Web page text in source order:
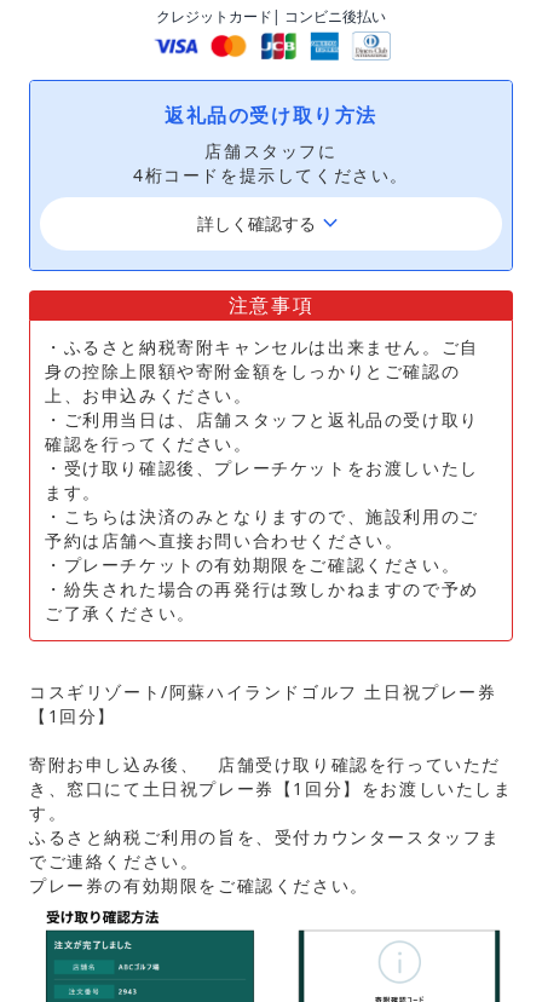
クレジットカード| コンビニ後払い
返礼品の受け取り方法
店舗スタッフに
4桁コードを提示してください。
詳しく確認する keyboard_arrow_down
注意事項
・ふるさと納税寄附キャンセルは出来ません。ご自
身の控除上限額や寄附金額をしっかりとご確認の
上、お申込みください。
・ご利用当日は、店舗スタッフと返礼品の受け取り
確認を行ってください。
・受け取り確認後、プレーチケットをお渡しいたし
ます。
・こちらは決済のみとなりますので、施設利用のご
予約は店舗へ直接お問い合わせください。
・プレーチケットの有効期限をご確認ください。
・紛失された場合の再発行は致しかねますので予め
ご了承ください。
コスギリゾート/阿蘇ハイランドゴルフ 土日祝プレー券
【1回分】
寄附お申し込み後、 店舗受け取り確認を行っていただ
き、窓口にて土日祝プレー券【1回分】をお渡しいたしま
す。
ふるさと納税ご利用の旨を、受付カウンタースタッフま
でご連絡ください。
プレー券の有効期限をご確認ください。